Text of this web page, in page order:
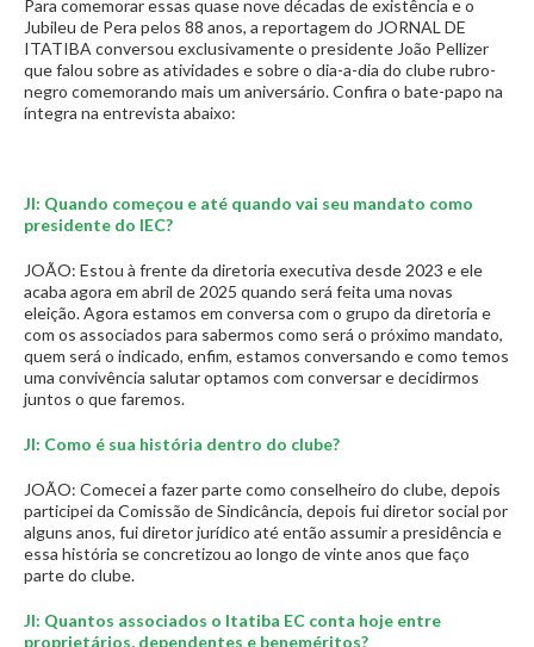
Para comemorar essas quase nove décadas de existência e o
Jubileu de Pera pelos 88 anos, a reportagem do JORNAL DE
ITATIBA conversou exclusivamente o presidente João Pellizer
que falou sobre as atividades e sobre o dia-a-dia do clube rubro-
negro comemorando mais um aniversário. Confira o bate-papo na
íntegra na entrevista abaixo:
JI: Quando começou e até quando vai seu mandato como
presidente do IEC?
JOÃO: Estou à frente da diretoria executiva desde 2023 e ele
acaba agora em abril de 2025 quando será feita uma novas
eleição. Agora estamos em conversa com o grupo da diretoria e
com os associados para sabermos como será o próximo mandato,
quem será o indicado, enfim, estamos conversando e como temos
uma convivência salutar optamos com conversar e decidirmos
juntos o que faremos.
JI: Como é sua história dentro do clube?
JOÃO: Comecei a fazer parte como conselheiro do clube, depois
participei da Comissão de Sindicância, depois fui diretor social por
alguns anos, fui diretor jurídico até então assumir a presidência e
essa história se concretizou ao longo de vinte anos que faço
parte do clube.
JI: Quantos associados o Itatiba EC conta hoje entre
proprietários, dependentes e beneméritos?